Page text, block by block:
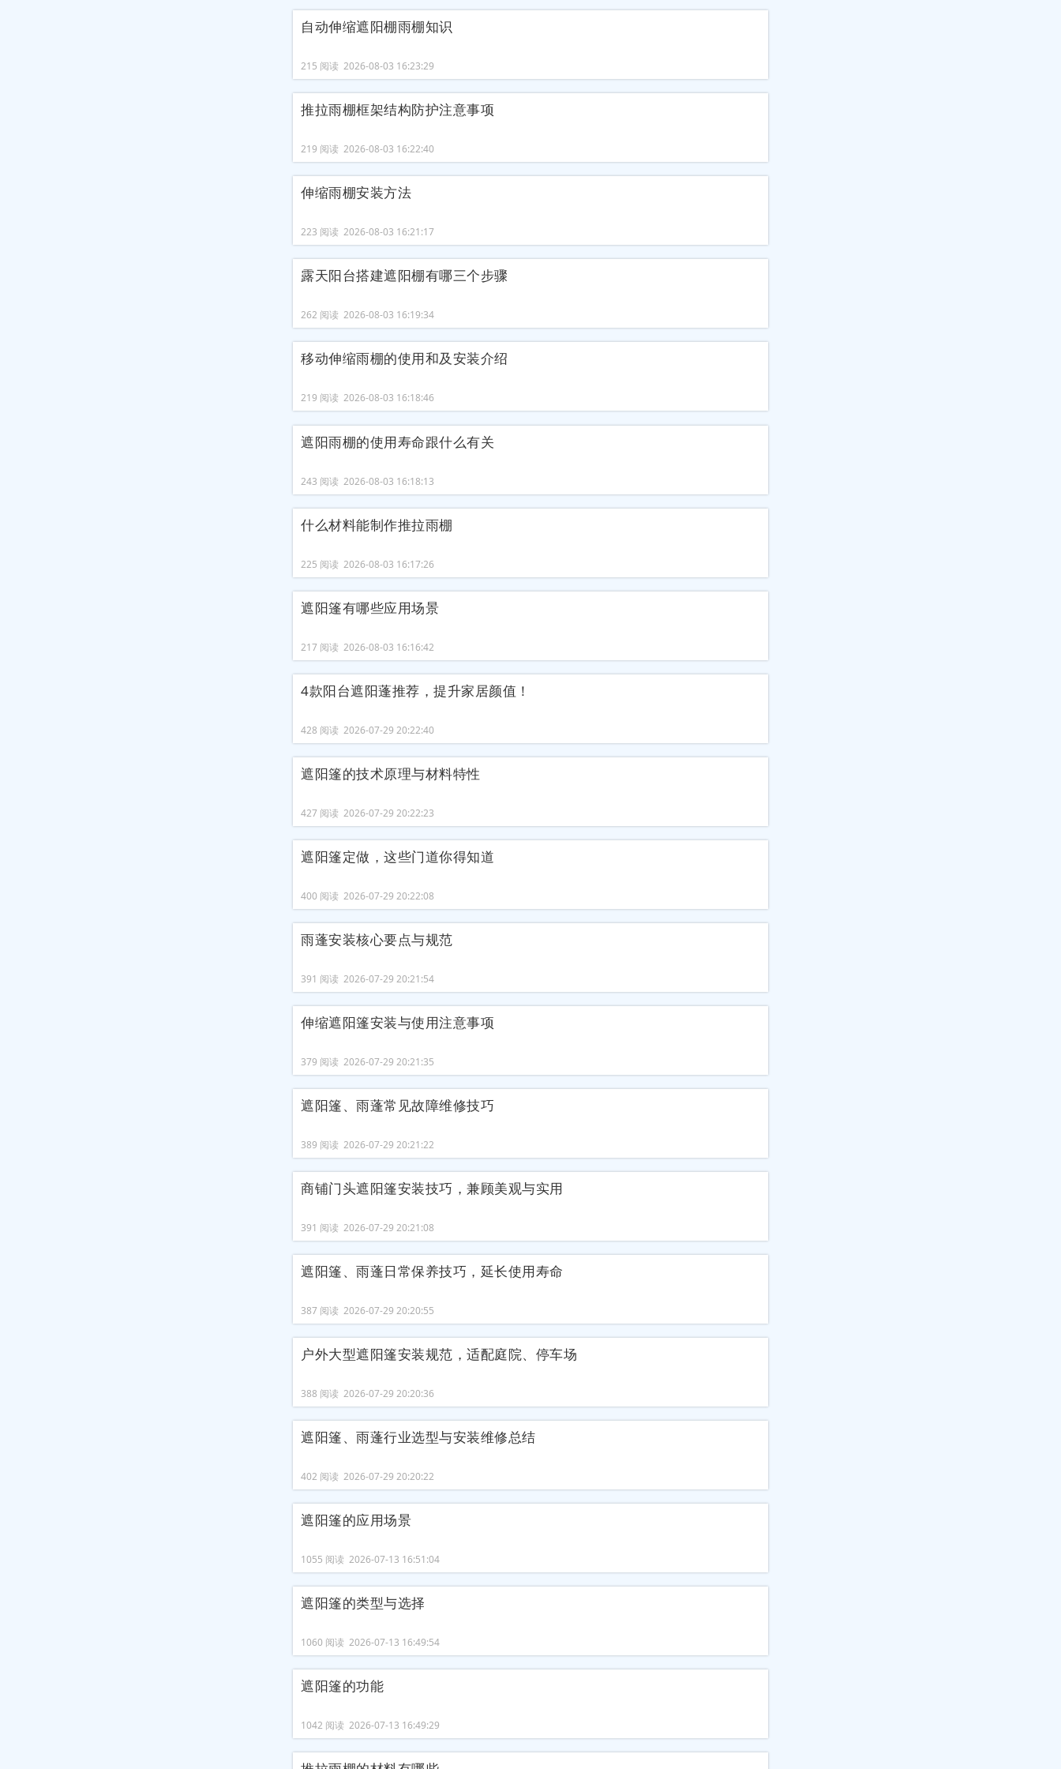
自动伸缩遮阳棚雨棚知识
215 阅读 2026-08-03 16:23:29
推拉雨棚框架结构防护注意事项
219 阅读 2026-08-03 16:22:40
伸缩雨棚安装方法
223 阅读 2026-08-03 16:21:17
露天阳台搭建遮阳棚有哪三个步骤
262 阅读 2026-08-03 16:19:34
移动伸缩雨棚的使用和及安装介绍
219 阅读 2026-08-03 16:18:46
遮阳雨棚的使用寿命跟什么有关
243 阅读 2026-08-03 16:18:13
什么材料能制作推拉雨棚
225 阅读 2026-08-03 16:17:26
遮阳篷有哪些应用场景
217 阅读 2026-08-03 16:16:42
4款阳台遮阳蓬推荐，提升家居颜值！
428 阅读 2026-07-29 20:22:40
遮阳篷的技术原理与材料特性
427 阅读 2026-07-29 20:22:23
遮阳篷定做，这些门道你得知道
400 阅读 2026-07-29 20:22:08
雨蓬安装核心要点与规范
391 阅读 2026-07-29 20:21:54
伸缩遮阳篷安装与使用注意事项
379 阅读 2026-07-29 20:21:35
遮阳篷、雨蓬常见故障维修技巧
389 阅读 2026-07-29 20:21:22
商铺门头遮阳篷安装技巧，兼顾美观与实用
391 阅读 2026-07-29 20:21:08
遮阳篷、雨蓬日常保养技巧，延长使用寿命
387 阅读 2026-07-29 20:20:55
户外大型遮阳篷安装规范，适配庭院、停车场
388 阅读 2026-07-29 20:20:36
遮阳篷、雨蓬行业选型与安装维修总结
402 阅读 2026-07-29 20:20:22
遮阳篷的应用场景
1055 阅读 2026-07-13 16:51:04
遮阳篷的类型与选择
1060 阅读 2026-07-13 16:49:54
遮阳篷的功能
1042 阅读 2026-07-13 16:49:29